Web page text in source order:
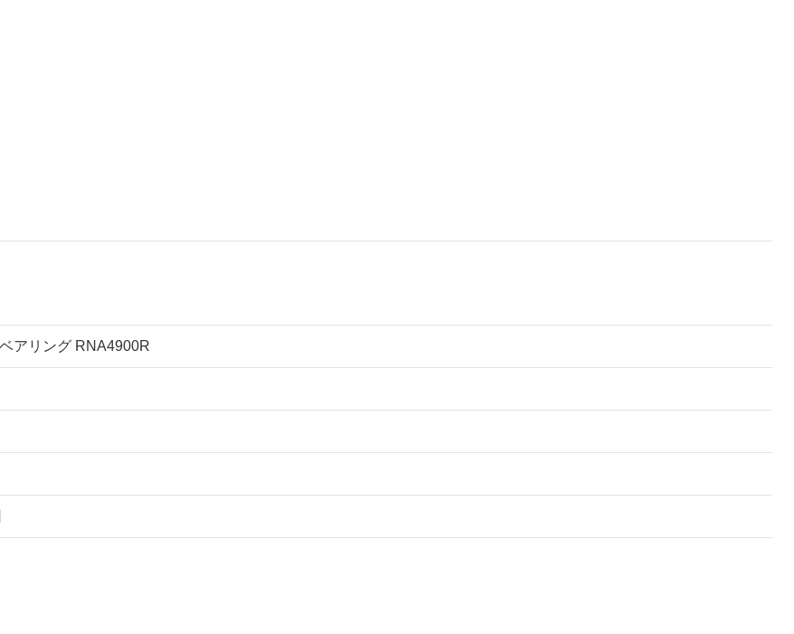
アリング RNA4900R